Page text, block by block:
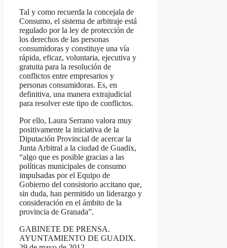
Tal y como recuerda la concejala de
Consumo, el sistema de arbitraje está
regulado por la ley de protección de
los derechos de las personas
consumidoras y constituye una vía
rápida, eficaz, voluntaria, ejecutiva y
gratuita para la resolución de
conflictos entre empresarios y
personas consumidoras. Es, en
definitiva, una manera extrajudicial
para resolver este tipo de conflictos.
Por ello, Laura Serrano valora muy
positivamente la iniciativa de la
Diputación Provincial de acercar la
Junta Arbitral a la ciudad de Guadix,
“algo que es posible gracias a las
políticas municipales de consumo
impulsadas por el Equipo de
Gobierno del consistorio accitano que,
sin duda, han permitido un liderazgo y
consideración en el ámbito de la
provincia de Granada”.
GABINETE DE PRENSA.
AYUNTAMIENTO DE GUADIX.